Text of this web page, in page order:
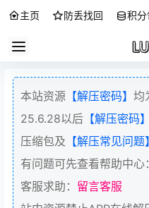
主页 防丢找回 积分
本站资源 【解压密码】 均
25.6.28以后 【解压密码】
压缩包及 【解压常见问题】
有问题可先查看帮助中心：
客服求助： 留言客服